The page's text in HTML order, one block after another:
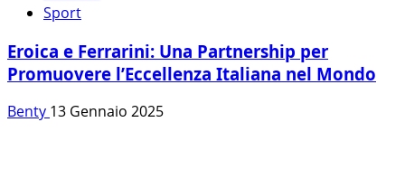
Sport
Eroica e Ferrarini: Una Partnership per
Promuovere l’Eccellenza Italiana nel Mondo
Benty 13 Gennaio 2025